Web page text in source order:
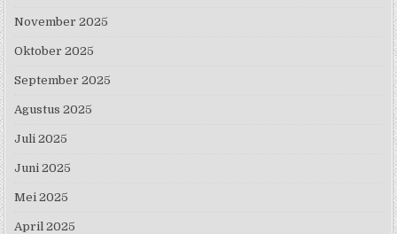
November 2025
Oktober 2025
September 2025
Agustus 2025
Juli 2025
Juni 2025
Mei 2025
April 2025